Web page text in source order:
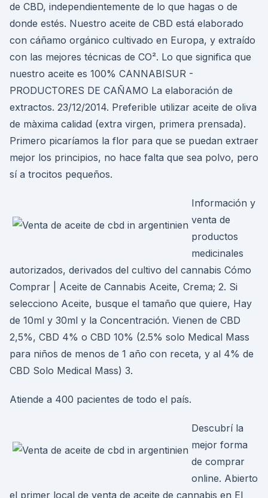
de CBD, independientemente de lo que hagas o de
donde estés. Nuestro aceite de CBD está elaborado
con cáñamo orgánico cultivado en Europa, y extraído
con las mejores técnicas de CO². Lo que significa que
nuestro aceite es 100% CANNABISUR -
PRODUCTORES DE CAÑAMO La elaboración de
extractos. 23/12/2014. Preferible utilizar aceite de oliva
de màxima calidad (extra virgen, primera prensada).
Primero picaríamos la flor para que se puedan extraer
mejor los principios, no hace falta que sea polvo, pero
sí a trocitos pequeños.
Información y
venta de
productos
medicinales
autorizados, derivados del cultivo del cannabis Cómo
Comprar | Aceite de Cannabis Aceite, Crema; 2. Si
selecciono Aceite, busque el tamaño que quiere, Hay
de 10ml y 30ml y la Concentración. Vienen de CBD
2,5%, CBD 4% o CBD 10% (2.5% solo Medical Mass
para niños de menos de 1 año con receta, y al 4% de
CBD Solo Medical Mass) 3.
Atiende a 400 pacientes de todo el país.
Descubrí la
mejor forma
de comprar
online. Abierto
el primer local de venta de aceite de cannabis en El